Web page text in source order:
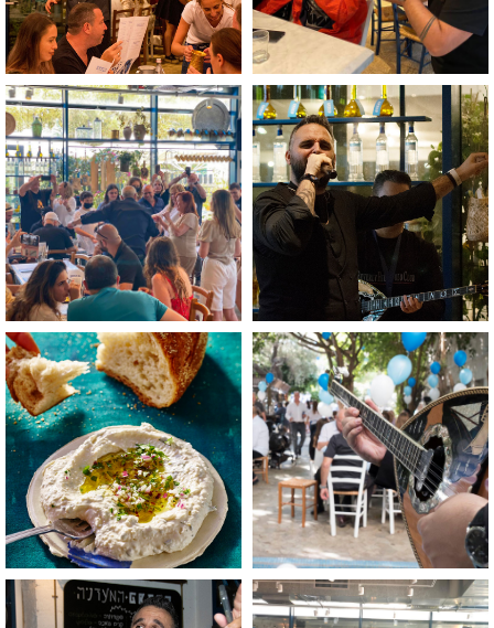
לפתיחת
התמונה
בגדול
-
+
לפתיחת
התמונה
בגדול
-
+
לפתיחת
התמונה
בגדול
-
+
לפתיחת
התמונה
בגדול
-
+
לפתיחת
התמונה
לפתיחת
התמונה